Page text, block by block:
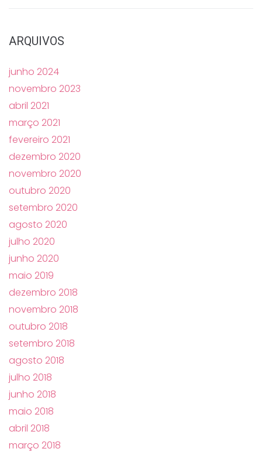
ARQUIVOS
junho 2024
novembro 2023
abril 2021
março 2021
fevereiro 2021
dezembro 2020
novembro 2020
outubro 2020
setembro 2020
agosto 2020
julho 2020
junho 2020
maio 2019
dezembro 2018
novembro 2018
outubro 2018
setembro 2018
agosto 2018
julho 2018
junho 2018
maio 2018
abril 2018
março 2018